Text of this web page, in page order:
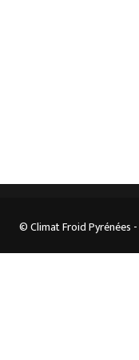
© Climat Froid Pyrénées -